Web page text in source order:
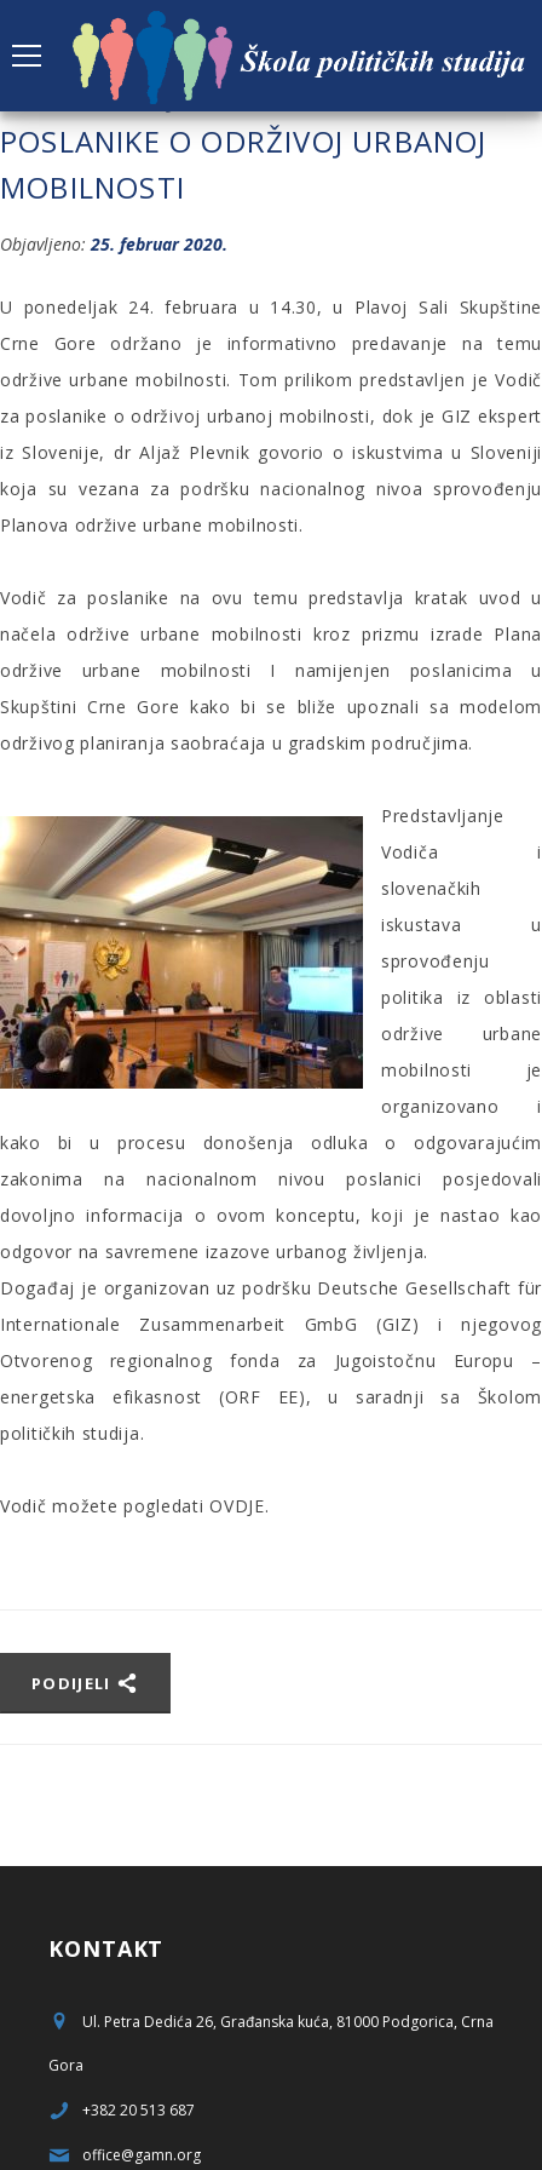
PREDSTAVLJEN KRATAK VODIČ ZA
POSLANIKE O ODRŽIVOJ URBANOJ
MOBILNOSTI
Objavljeno: 25. februar 2020.
U ponedeljak 24. februara u 14.30, u Plavoj Sali Skupštine
Crne Gore održano je informativno predavanje na temu
održive urbane mobilnosti. Tom prilikom predstavljen je Vodič
za poslanike o održivoj urbanoj mobilnosti, dok je GIZ ekspert
iz Slovenije, dr Aljaž Plevnik govorio o iskustvima u Sloveniji
koja su vezana za podršku nacionalnog nivoa sprovođenju
Planova održive urbane mobilnosti.
Vodič za poslanike na ovu temu predstavlja kratak uvod u
načela održive urbane mobilnosti kroz prizmu izrade Plana
održive urbane mobilnosti I namijenjen poslanicima u
Skupštini Crne Gore kako bi se bliže upoznali sa modelom
održivog planiranja saobraćaja u gradskim područjima.
Predstavljanje
Vodiča i
slovenačkih
iskustava u
sprovođenju
politika iz oblasti
održive urbane
mobilnosti je
organizovano i
kako bi u procesu donošenja odluka o odgovarajućim
zakonima na nacionalnom nivou poslanici posjedovali
dovoljno informacija o ovom konceptu, koji je nastao kao
odgovor na savremene izazove urbanog življenja.
Događaj je organizovan uz podršku Deutsche Gesellschaft für
Internationale Zusammenarbeit GmbG (GIZ) i njegovog
Otvorenog regionalnog fonda za Jugoistočnu Europu –
energetska efikasnost (ORF EE), u saradnji sa Školom
političkih studija.
Vodič možete pogledatiOVDJE.
PODIJELI
KONTAKT
Ul. Petra Dedića 26, Građanska kuća, 81000 Podgorica, Crna
Gora
+382 20 513 687
office@gamn.org